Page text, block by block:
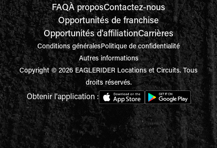
FAQÀ proposContactez-nous
Opportunités de franchise
Opportunités d'affiliationCarrières
Conditions généralesPolitique de confidentialité
Autres informations
Copyright © 2026 EAGLERIDER Locations et Circuits. Tous
droits réservés.
Obtenir l'application :